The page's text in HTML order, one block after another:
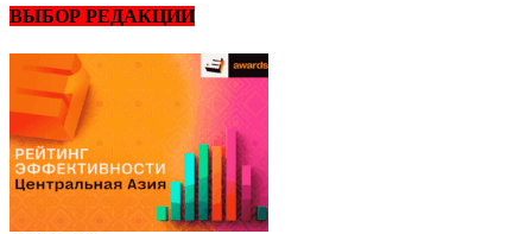
ВЫБОР РЕДАКЦИИ